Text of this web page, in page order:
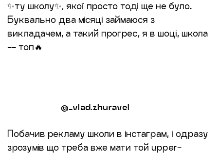
✨ту школу✨, якої просто тоді ще не було.
Буквально два місяці займаюся з
викладачем, а такий прогрес, я в шоці, школа
-- топ🔥
@_vlad.zhuravel
Побачив рекламу школи в інстаграм, і одразу
зрозумів що треба вже мати той upper-